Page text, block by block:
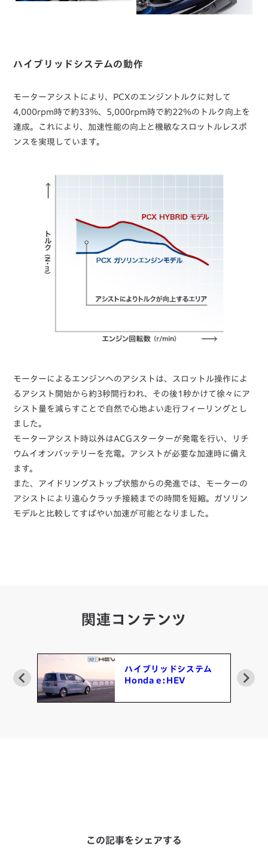
ハイブリッドシステムの動作
モーターアシストにより、PCXのエンジントルクに対して
4,000rpm時で約33％、5,000rpm時で約22％のトルク向上を
達成。これにより、加速性能の向上と機敏なスロットルレスポ
ンスを実現しています。
モーターによるエンジンへのアシストは、スロットル操作によ
るアシスト開始から約3秒間行われ、その後1秒かけて徐々にア
シスト量を減らすことで自然で心地よい走行フィーリングとし
ました。
モーターアシスト時以外はACGスターターが発電を行い、リチ
ウムイオンバッテリーを充電。アシストが必要な加速時に備え
ます。
また、アイドリングストップ状態からの発進では、モーターの
アシストにより遠心クラッチ接続までの時間を短縮。ガソリン
モデルと比較してすばやい加速が可能となりました。
関連コンテンツ
ハイブリッドシステム
Honda e:HEV
この記事をシェアする